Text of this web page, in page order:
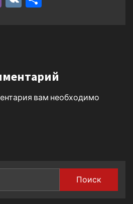
вам необходимо
Поиск